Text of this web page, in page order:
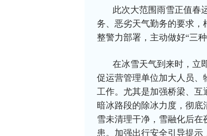
此次大范围雨雪正值春
务、恶劣天气勤务的要求，
整警力部署，主动做好“三
在冰雪天气到来时，立
促运营管理单位加大人员、
工作。尤其是加强桥梁、互
暗冰路段的除冰力度，彻
雪未清理干净，雪融化后
患。加强出行安全引导提示